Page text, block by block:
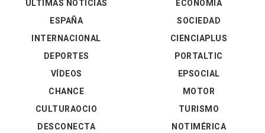
ÚLTIMAS NOTICIAS
ESPAÑA
INTERNACIONAL
DEPORTES
VÍDEOS
ECONOMÍA
SOCIEDAD
CIENCIAPLUS
PORTALTIC
EPSOCIAL
CHANCE
CULTURAOCIO
DESCONECTA
MOTOR
TURISMO
NOTIMÉRICA